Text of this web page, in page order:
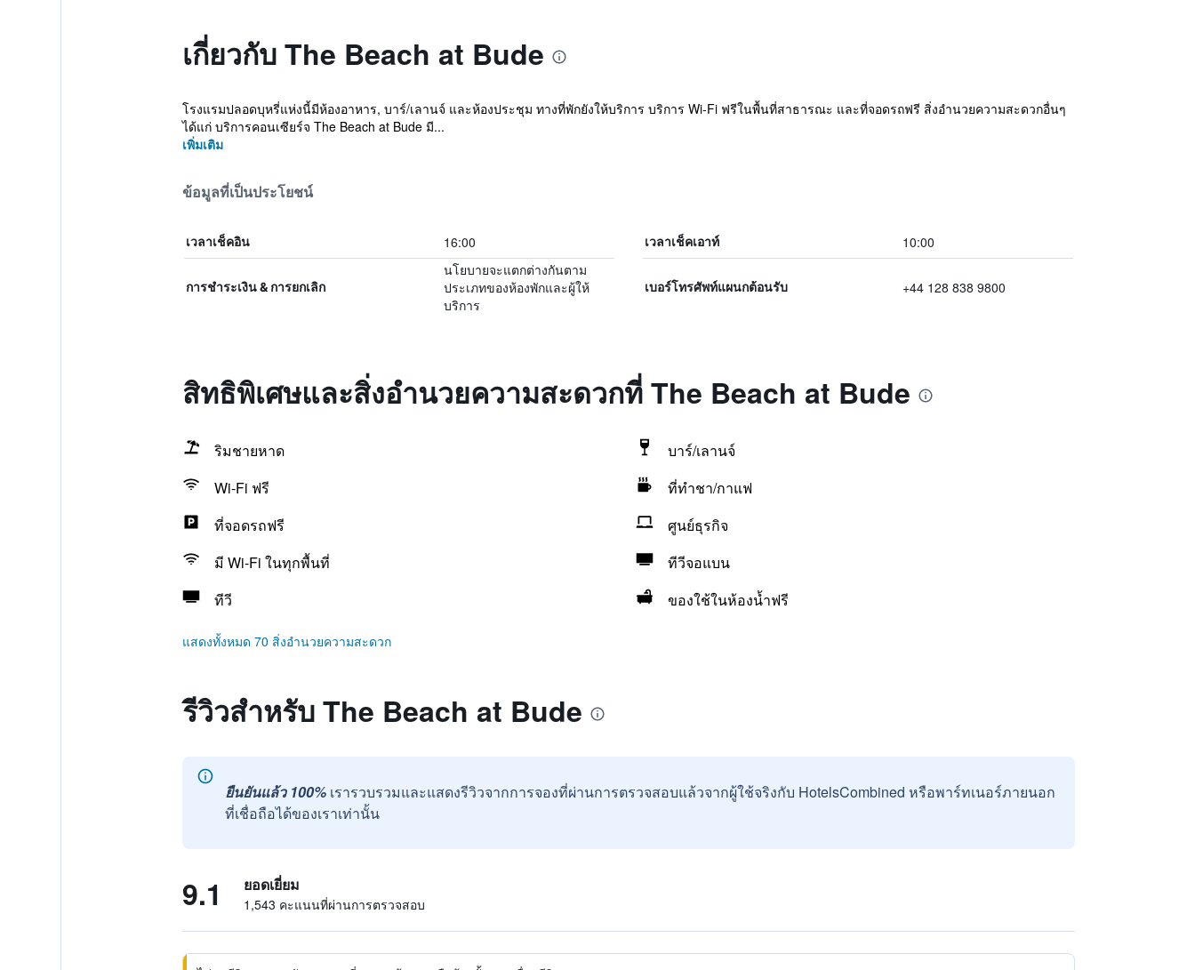
เกี่ยวกับ The Beach at Bude
โรงแรมปลอดบุหรี่แห่งนี้มีห้องอาหาร, บาร์/เลานจ์ และห้องประชุม ทางที่พักยังให้บริการ บริการ Wi-Fi ฟรีในพื้นที่สาธารณะ และที่จอดรถฟรี สิ่งอำนวยความสะดวกอื่นๆ
ได้แก่ บริการคอนเซียร์จ The Beach at Bude มี...
เพิ่มเติม
ข้อมูลที่เป็นประโยชน์
เวลาเช็คอิน 16:00 เวลาเช็คเอาท์ 10:00
การชำระเงิน & การยกเลิก
นโยบายจะแตกต่างกันตาม
ประเภทของห้องพักและผู้ให้
บริการ
เบอร์โทรศัพท์แผนกต้อนรับ +44 128 838 9800
สิทธิพิเศษและสิ่งอำนวยความสะดวกที่ The Beach at Bude
ริมชายหาด
บาร์/เลานจ์
Wi-Fi ฟรี
ที่ทำชา/กาแฟ
ที่จอดรถฟรี
ศูนย์ธุรกิจ
มี Wi-Fi ในทุกพื้นที่
ทีวีจอแบน
ทีวี
ของใช้ในห้องน้ำฟรี
แสดงทั้งหมด 70 สิ่งอำนวยความสะดวก
รีวิวสำหรับ The Beach at Bude
ยืนยันแล้ว 100% เรารวบรวมและแสดงรีวิวจากการจองที่ผ่านการตรวจสอบแล้วจากผู้ใช้จริงกับ HotelsCombined หรือพาร์ทเนอร์ภายนอก
ที่เชื่อถือได้ของเราเท่านั้น
9.1 ยอดเยี่ยม
1,543 คะแนนที่ผ่านการตรวจสอบ